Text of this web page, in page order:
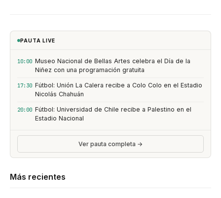
PAUTA LIVE
10:00 Museo Nacional de Bellas Artes celebra el Día de la
Niñez con una programación gratuita
17:30 Fútbol: Unión La Calera recibe a Colo Colo en el Estadio
Nicolás Chahuán
20:00 Fútbol: Universidad de Chile recibe a Palestino en el
Estadio Nacional
Ver pauta completa →
Más recientes